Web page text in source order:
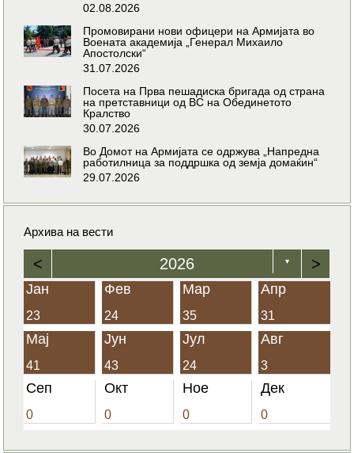
02.08.2026
Промовирани нови офицери на Армијата во
Воената академија „Генерал Михаило
Апостолски“
31.07.2026
Посета на Прва пешадиска бригада од страна
на претставници од ВС на Обединетото
Кралство
30.07.2026
Во Домот на Армијата се одржува „Напредна
работилница за поддршка од земја домаќин“
29.07.2026
Архива на вести
< 2026 ▼ >
Јан
23
Фев
24
Мар
35
Апр
31
Мај
41
Јун
43
Јул
24
Авг
3
Сеп
0
Окт
0
Ное
0
Дек
0